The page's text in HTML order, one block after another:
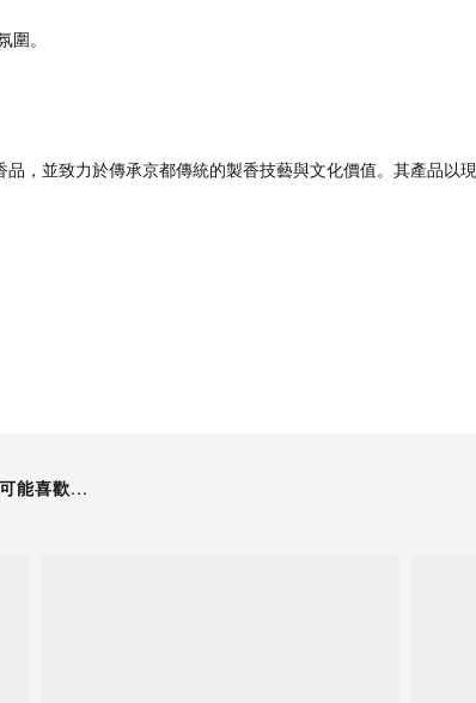
圍。
，並致力於傳承京都傳統的製香技藝與文化價值。其產品以
能喜歡...